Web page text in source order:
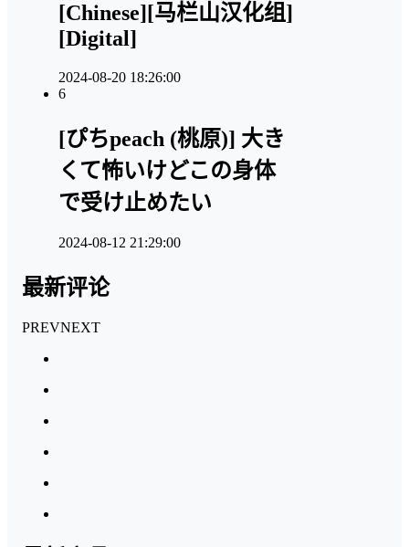
[Chinese][马栏山汉化组]
[Digital]
2024-08-20 18:26:00
6
[ぴちpeach (桃原)] 大き
くて怖いけどこの身体
で受け止めたい
2024-08-12 21:29:00
最新评论
PREVNEXT